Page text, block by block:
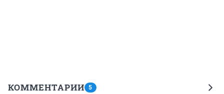
КОММЕНТАРИИ 5